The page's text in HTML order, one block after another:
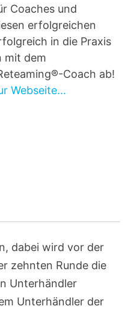
Coaches und
erfolgreichen
in die Praxis
mit dem
Coach ab!
Webseite...
dabei wird vor der
zehnten Runde die
Unterhändler
Unterhändler der